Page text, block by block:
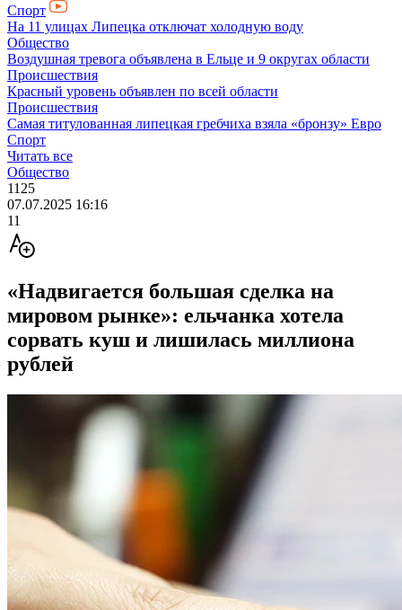
Спорт
На 11 улицах Липецка отключат холодную воду
Общество
Воздушная тревога объявлена в Ельце и 9 округах области
Происшествия
Красный уровень объявлен по всей области
Происшествия
Самая титулованная липецкая гребчиха взяла «бронзу» Евро
Спорт
Читать все
Общество
1125
07.07.2025 16:16
11
«Надвигается большая сделка на
мировом рынке»: ельчанка хотела
сорвать куш и лишилась миллиона
рублей